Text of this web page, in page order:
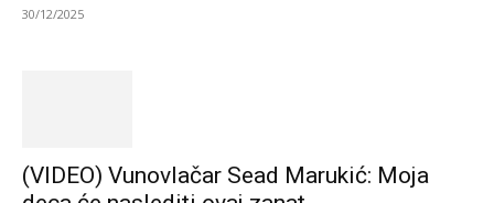
30/12/2025
(VIDEO) Vunovlačar Sead Marukić: Moja